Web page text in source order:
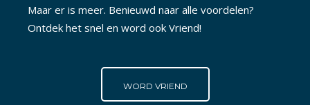
Maar er is meer. Benieuwd naar alle voordelen?
Ontdek het snel en word ook Vriend!
WORD VRIEND